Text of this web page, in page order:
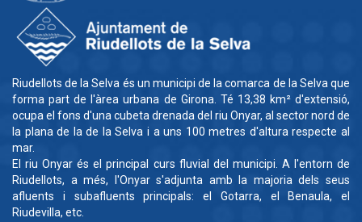
Riudellots de la Selva és un municipi de la comarca de la Selva que
forma part de l'àrea urbana de Girona. Té 13,38 km² d'extensió,
ocupa el fons d'una cubeta drenada del riu Onyar, al sector nord de
la plana de la de la Selva i a uns 100 metres d'altura respecte al
mar.
El riu Onyar és el principal curs fluvial del municipi. A l'entorn de
Riudellots, a més, l'Onyar s'adjunta amb la majoria dels seus
afluents i subafluents principals: el Gotarra, el Benaula, el
Riudevilla, etc.